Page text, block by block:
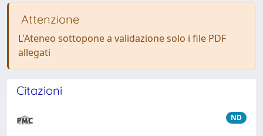
Attenzione
L'Ateneo sottopone a validazione solo i file PDF
allegati
Citazioni
ND